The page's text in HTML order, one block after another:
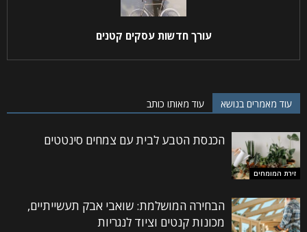
עורך חדשות עסקים קטנים
עוד מאמרים בנושא עוד מאותו כותב
זירת המומחים
הכנסת הטבע לבית עם צמחים סינטטים
הבחירה המושלמת: שואבי אבק תעשייתיים,
מכונות קנטים וציוד לנגריות